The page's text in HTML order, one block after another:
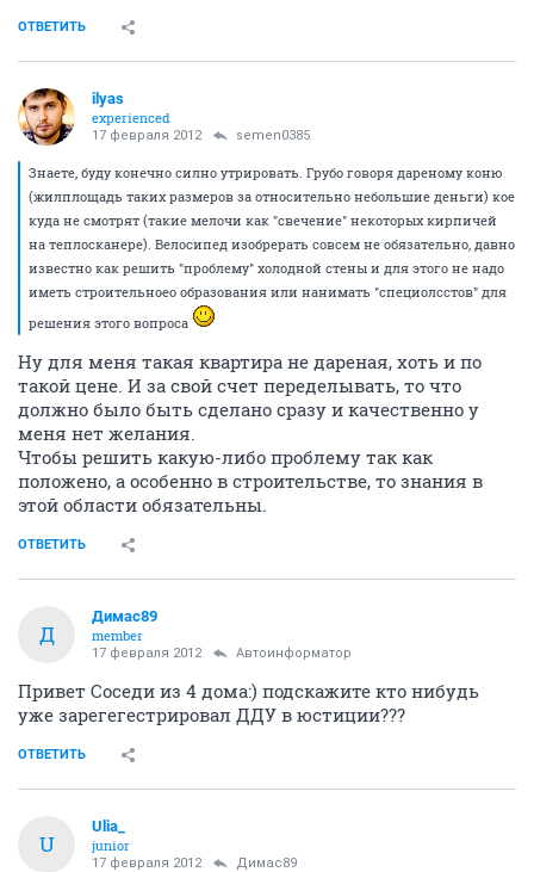
ОТВЕТИТЬ
ilyas
experienced
17 февраля 2012 semen0385
Знаете, буду конечно силно утрировать. Грубо говоря дареному коню
(жилплощадь таких размеров за относительно небольшие деньги) кое
куда не смотрят (такие мелочи как "свечение" некоторых кирпичей
на теплосканере). Велосипед изобрерать совсем не обязательно, давно
известно как решить "проблему" холодной стены и для этого не надо
иметь строительноео образования или нанимать "специолсстов" для
решения этого вопроса
Ну для меня такая квартира не дареная, хоть и по
такой цене. И за свой счет переделывать, то что
должно было быть сделано сразу и качественно у
меня нет желания.
Чтобы решить какую-либо проблему так как
положено, а особенно в строительстве, то знания в
этой области обязательны.
ОТВЕТИТЬ
Д
Димас89
member
17 февраля 2012 Автоинформатор
Привет Соседи из 4 дома:) подскажите кто нибудь
уже зарегегестрировал ДДУ в юстиции???
ОТВЕТИТЬ
U
Ulia_
junior
17 февраля 2012 Димас89